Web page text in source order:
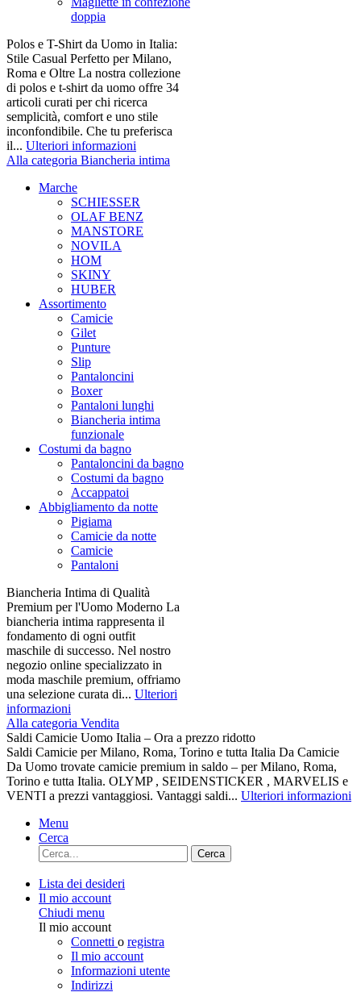
doppia
Polos e T-Shirt da Uomo in Italia:
Stile Casual Perfetto per Milano,
Roma e Oltre La nostra collezione
di polos e t-shirt da uomo offre 34
articoli curati per chi ricerca
semplicità, comfort e uno stile
inconfondibile. Che tu preferisca
il... Ulteriori informazioni
Alla categoria Biancheria intima
Marche
SCHIESSER
OLAF BENZ
MANSTORE
NOVILA
HOM
SKINY
HUBER
Assortimento
Camicie
Gilet
Punture
Slip
Pantaloncini
Boxer
Pantaloni lunghi
Biancheria intima
funzionale
Costumi da bagno
Pantaloncini da bagno
Costumi da bagno
Accappatoi
Abbigliamento da notte
Pigiama
Camicie da notte
Camicie
Pantaloni
Biancheria Intima di Qualità
Premium per l'Uomo Moderno La
biancheria intima rappresenta il
fondamento di ogni outfit
maschile di successo. Nel nostro
negozio online specializzato in
moda maschile premium, offriamo
una selezione curata di... Ulteriori
informazioni
Alla categoria Vendita
Saldi Camicie Uomo Italia – Ora a prezzo ridotto
Saldi Camicie per Milano, Roma, Torino e tutta Italia Da Camicie
Da Uomo trovate camicie premium in saldo – per Milano, Roma,
Torino e tutta Italia. OLYMP , SEIDENSTICKER , MARVELIS e
VENTI a prezzi vantaggiosi. Vantaggi saldi... Ulteriori informazioni
Menu
Cerca
Cerca
Lista dei desideri
Il mio account
Chiudi menu
Il mio account
Connetti o registra
Il mio account
Informazioni utente
Indirizzi